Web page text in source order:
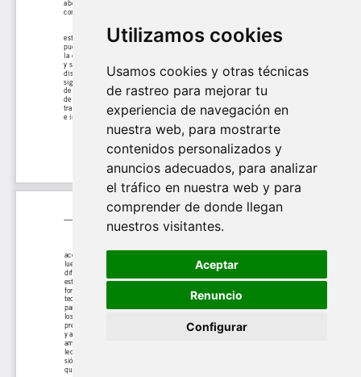
Utilizamos cookies
Usamos cookies y otras técnicas
de rastreo para mejorar tu
experiencia de navegación en
nuestra web, para mostrarte
contenidos personalizados y
anuncios adecuados, para analizar
el tráfico en nuestra web y para
comprender de donde llegan
nuestros visitantes.
Aceptar
Renuncio
Configurar